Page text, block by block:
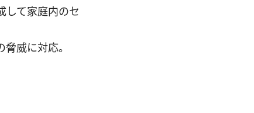
して家庭内のセ
威に対応。